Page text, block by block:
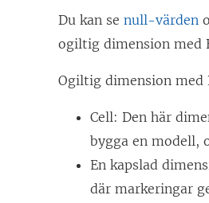
Du kan senull-värden
ogiltig dimension med
Ogiltig dimension med
Cell: Den här
bygga en modell,
En kapslad
där markeringar